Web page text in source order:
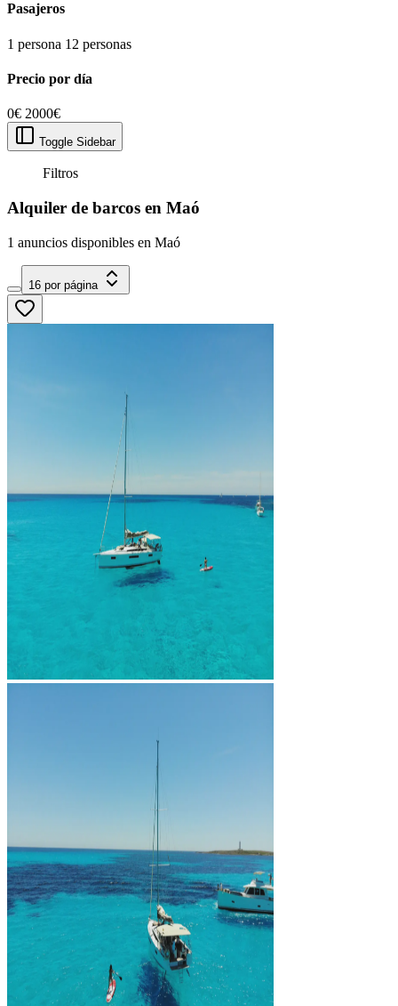
Pasajeros
1 persona 12 personas
Precio por día
0€ 2000€
Toggle Sidebar
Filtros
Alquiler de barcos en Maó
1 anuncios disponibles en Maó
16 por página